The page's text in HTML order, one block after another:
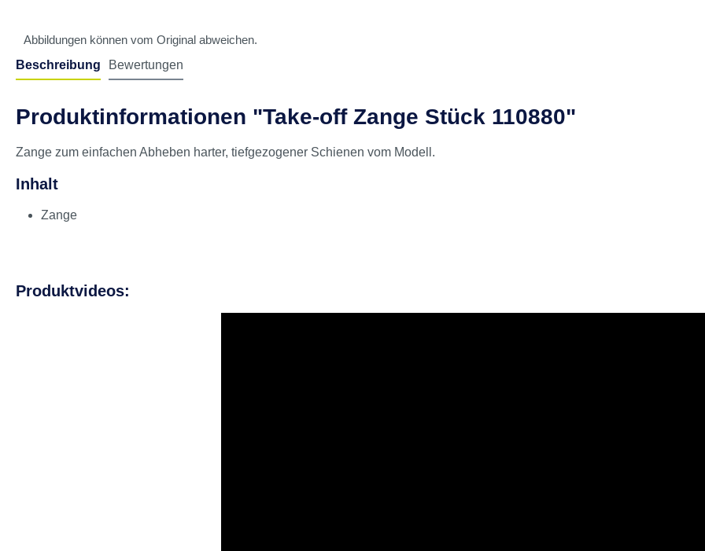
Abbildungen können vom Original abweichen.
Beschreibung Bewertungen
Produktinformationen "Take-off Zange Stück 110880"
Zange zum einfachen Abheben harter, tiefgezogener Schienen vom Modell.
Inhalt
Zange
Produktvideos: